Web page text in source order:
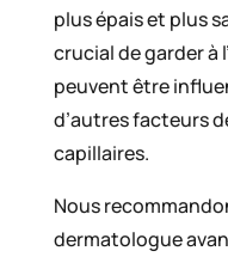
plus épais et plus
crucial de garder à
peuvent être
d’autres facteurs
capillaires.
Nous
dermatologue